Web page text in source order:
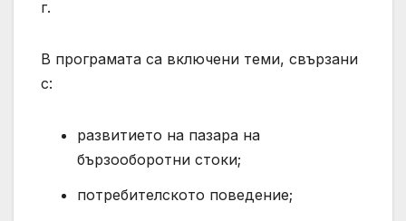
г.
В програмата са включени теми, свързани
с:
развитието на пазара на
бързооборотни стоки;
потребителското поведение;